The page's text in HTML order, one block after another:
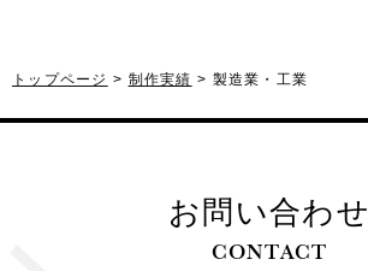
トップページ 制作実績 製造業・工業
お問い合わせ
CONTACT